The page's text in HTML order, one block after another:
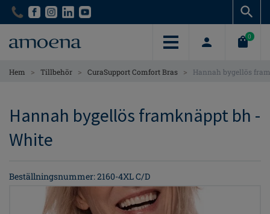
Skip
content
Skip
content
0
Hem > Tillbehör > CuraSupport Comfort Bras > Hannah bygellös
Hannah bygellös framknäppt bh -
White
Beställningsnummer: 2160-4XL C/D